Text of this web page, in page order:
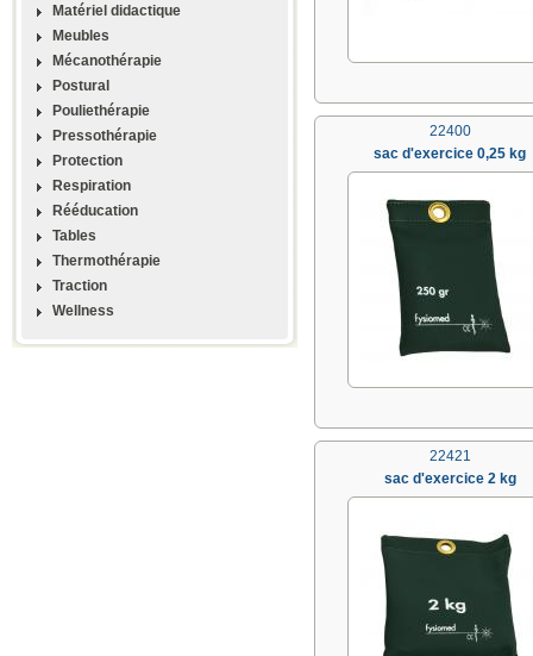
Matériel didactique
Meubles
Mécanothérapie
Postural
Pouliethérapie
Pressothérapie
Protection
Respiration
Rééducation
Tables
Thermothérapie
Traction
Wellness
22400
sac d'exercice 0,25 kg
22421
sac d'exercice 2 kg